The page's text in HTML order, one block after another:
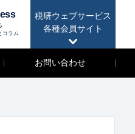
税研ウェブサービス
各種会員サイト
コラム
お問い合わせ